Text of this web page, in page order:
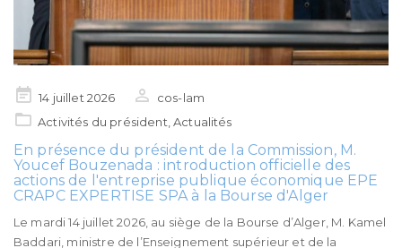
Posted
on
14 juillet 2026
cos-lam
Activités du président ,Actualités
En présence du président de la Commission, M.
Youcef Bouzenada : introduction officielle des
actions de l'entreprise publique économique EPE
CRAPC EXPERTISE SPA à la Bourse d'Alger
Le mardi 14 juillet 2026, au siège de la Bourse d’Alger, M. Kamel
Baddari, ministre de l’Enseignement supérieur et de la